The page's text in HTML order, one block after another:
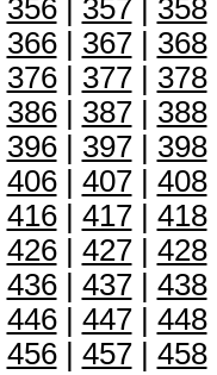
356| 357| 358|
366| 367| 368|
376| 377| 378|
386| 387| 388|
396| 397| 398|
406| 407| 408|
416| 417| 418|
426| 427| 428|
436| 437| 438|
446| 447| 448|
456| 457| 458|